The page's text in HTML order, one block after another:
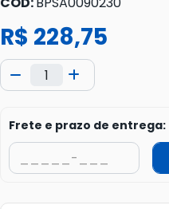
R$ 228,75
Frete e prazo de entrega: